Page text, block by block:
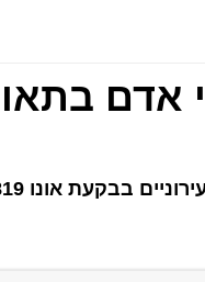
אדם